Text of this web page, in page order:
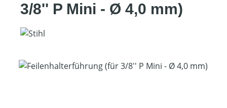
3/8'' P Mini - Ø 4,0 mm)
Bildergalerie überspringen